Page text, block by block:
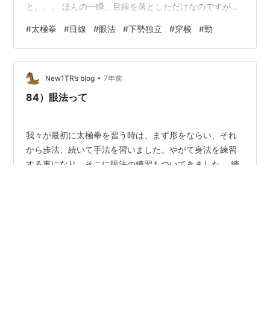
と。。。 ほんの一瞬、目線を落としただけなのですが、
見抜かれてしまったのです。 先生は、穿梭に入る時を代
表的に指摘されただけで、他にも同じ様に目線がさまよ
っている場面が、沢山有るのだと思います。 套路のつな
ぎ目は「目線が大切。勁を途切れさせるな」と肝に命
じ、注意して行きたいと思います。 24式太極拳をしてい
#太極拳 #目線 #眼法 #下勢独立 #穿梭 #勁
New1TR’s blog • 7年前
84）眼法って
我々が最初に太極拳を習う時は、まず形をならい、それ
から歩法、続いて手法を習いました。やがて身法を練習
する事になり、そこに眼法の練習もついてきました。 練